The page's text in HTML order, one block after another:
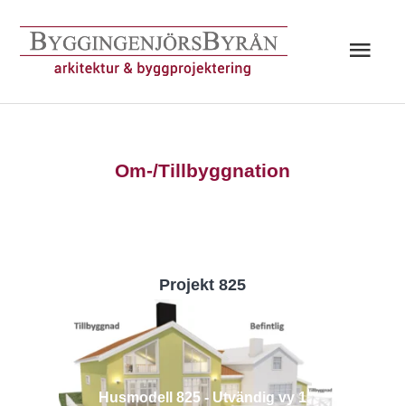
innehåll
Om-/Tillbyggnation
Projekt 825
Husmodell 825 - Utvändig vy 1